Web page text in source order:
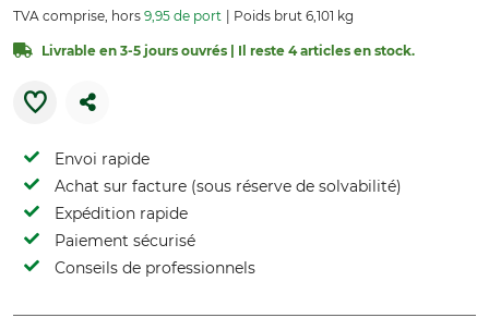
TVA comprise, hors 9,95 de port Poids brut 6,101 kg
Livrable en 3-5 jours ouvrés | Il reste 4 articles en stock.
Envoi rapide
Achat sur facture (sous réserve de solvabilité)
Expédition rapide
Paiement sécurisé
Conseils de professionnels